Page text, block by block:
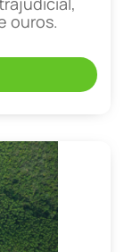
ouros.